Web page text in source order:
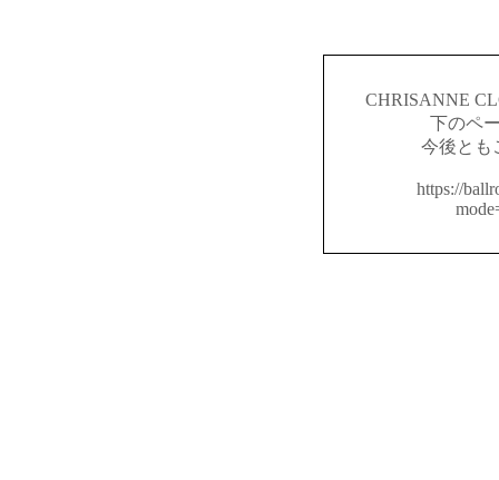
CHRISANNE
下のペ
今後とも
https://